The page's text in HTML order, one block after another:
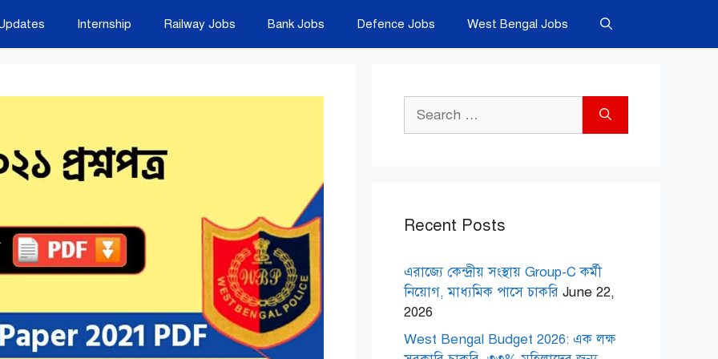
Internship Railway Jobs Bank Jobs Defence Jobs West Bengal Jobs
Recent Posts
এরাজ্যে কেন্দ্রীয় সংস্থায় Group-C কর্মী
নিয়োগ, মাধ্যমিক পাসে চাকরি June 22,
2026
West Bengal Budget 2026: এক লক্ষ